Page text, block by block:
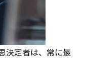
決定者は、常に最